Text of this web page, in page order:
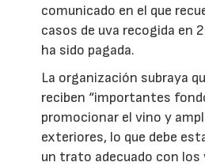
comunicado en el que
casos de uva recogida en
ha sido pagada.
La organización subraya
reciben “importantes
promocionar el vino y
exteriores, lo que debe
un trato adecuado con